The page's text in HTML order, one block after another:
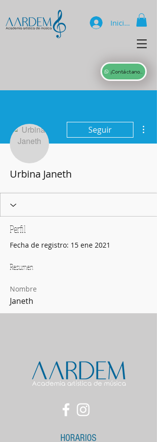
Iniciar sesión
¡Contáctanos!
Seguir
Urbina Janeth
Perfil
Fecha de registro: 15 ene 2021
Resumen
Nombre
Janeth
HORARIOS